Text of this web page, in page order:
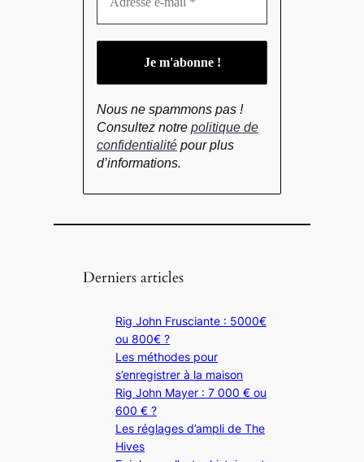
Nous ne spammons pas !
Consultez notrepolitique de
confidentialité pour plus
d’informations.
Derniers articles
Rig John Frusciante : 5000€
ou 800€ ?
Les méthodes pour
s’enregistrer à la maison
Rig John Mayer : 7 000 € ou
600 € ?
Les réglages d’ampli de The
Hives